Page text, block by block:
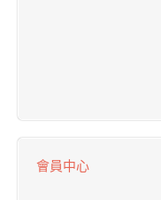
會員中心